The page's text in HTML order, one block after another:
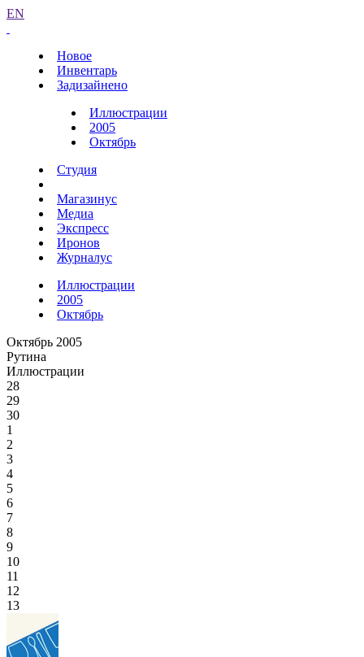
EN
Новое
Инвентарь
Задизайнено
Иллюстрации
2005
Октябрь
Студия
Магазинус
Медиа
Экспресс
Иронов
Журналус
Иллюстрации
2005
Октябрь
Октябрь 2005
Рутина
Иллюстрации
28
29
30
1
2
3
4
5
6
7
8
9
10
11
12
13